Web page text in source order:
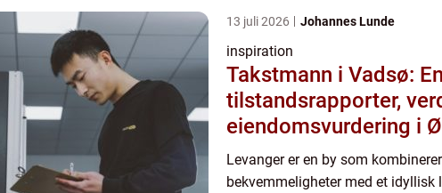
13 juli 2026 Johannes Lunde
inspiration
Takstmann i Vadsø:
tilstandsrapporter,
eiendomsvurdering i
Finnmark
Levanger er en by som
bekvemmeligheter med et idyllisk